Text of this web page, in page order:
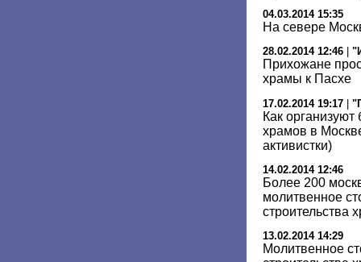
04.03.2014 15:35
На севере
28.02.2014 12:46
Прихожане
храмы к Пасхе
17.02.2014 19:17 |
Как организуют
храмов в
активистки)
14.02.2014 12:46
Более 200
молитвенное
строительства
13.02.2014 14:29
Молитвенное